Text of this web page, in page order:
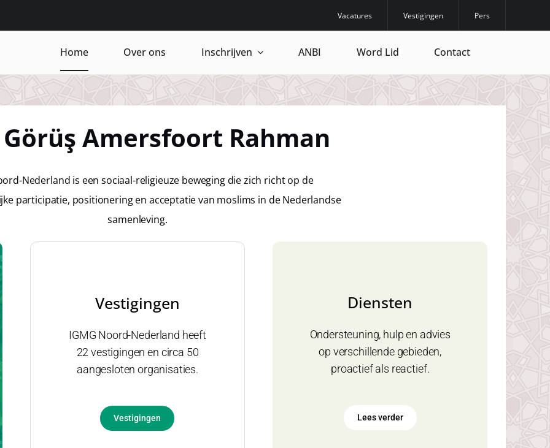
Vacatures Vestigingen Pers
Home Over ons Inschrijven ANBI Word Lid Contact
Amersfoort Rahman
Nederland is een sociaal-religieuze beweging die zich richt op de
participatie, positionering en acceptatie van moslims in de Nederlandse
samenleving.
Vestigingen
IGMG Noord-Nederland heeft
22 vestigingen en circa 50
aangesloten organisaties.
Vestigingen
Diensten
Ondersteuning, hulp en advies
op verschillende gebieden,
proactief als reactief.
Lees verder